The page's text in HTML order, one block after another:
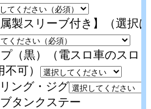
製スリーブ付き】（選択は
（黒）（電スロ車のスロッ
可）
ング・ジグ
タンクステー